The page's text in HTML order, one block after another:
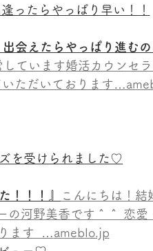
ったらやっぱり早い！！
会えたらやっぱり進むの
ています婚活カウンセ
いただいております
を受けられました♡
！！！』
こんにちは！
河野美香です＾＾ 恋愛
ます  … ameblo.jp